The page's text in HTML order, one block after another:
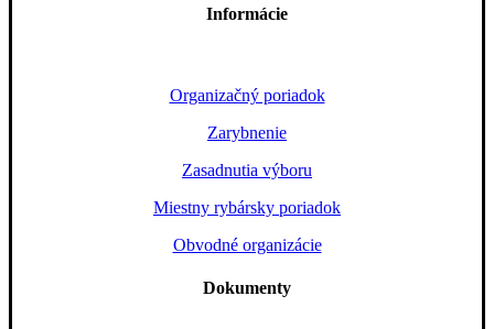
Informácie
Organizačný poriadok
Zarybnenie
Zasadnutia výboru
Miestny rybársky poriadok
Obvodné organizácie
Dokumenty